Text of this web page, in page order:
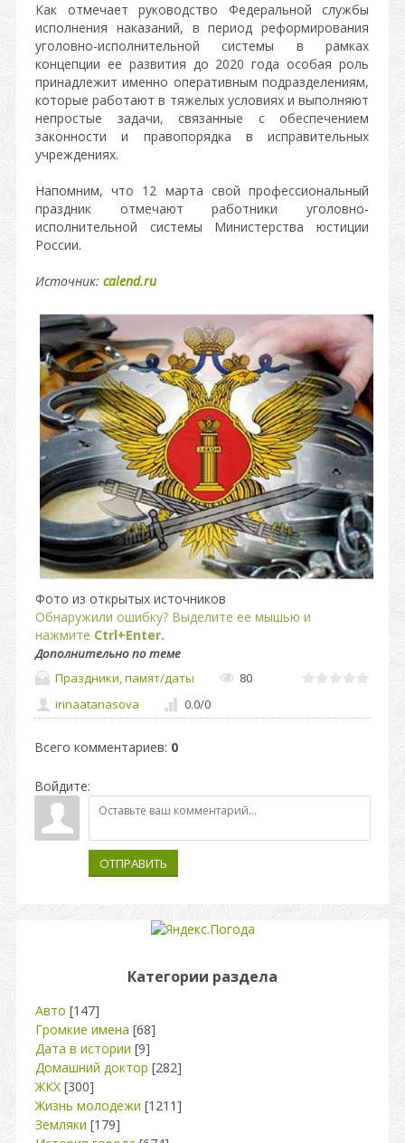
Как отмечает руководство Федеральной службы
исполнения наказаний, в период реформирования
уголовно-исполнительной системы в рамках
концепции ее развития до 2020 года особая роль
принадлежит именно оперативным подразделениям,
которые работают в тяжелых условиях и выполняют
непростые задачи, связанные с обеспечением
законности и правопорядка в исправительных
учреждениях.
Напомним, что 12 марта свой профессиональный
праздник отмечают работники уголовно-
исполнительной системы Министерства юстиции
России.
Источник: calend.ru
Фото из открытых источников
Обнаружили ошибку? Выделите ее мышью и
нажмите Ctrl+Enter.
Дополнительно по теме
Праздники, памят/даты
80
irinaatanasova
0.0/0
Всего комментариев: 0
Войдите:
ОТПРАВИТЬ
Категории раздела
Авто [147]
Громкие имена [68]
Дата в истории [9]
Домашний доктор [282]
ЖКХ [300]
Жизнь молодежи [1211]
Земляки [179]